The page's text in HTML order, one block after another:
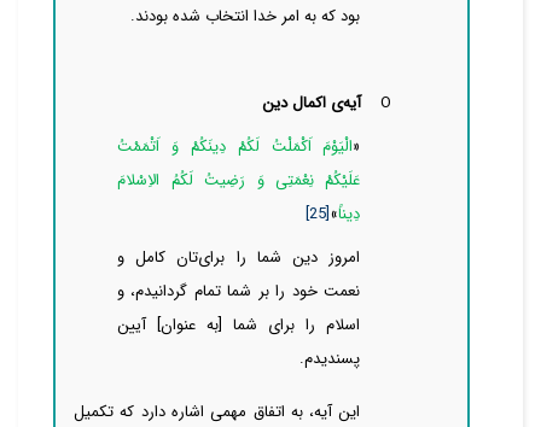
بود که به امر خدا انتخاب شده بودند.
O
آیه‌ی اکمال دین
«الْیَوْمَ اَکْمَلْتُ لَکُمْ دِینَکُمْ وَ اَتْمَمْتُ
عَلَیْکُمْ نِعْمَتِى وَ رَضِیتُ لَکُمُ الاِسْلامَ
دِیناً»
[25]
امروز دین شما را برایتان كامل و
نعمت خود را بر شما تمام گردانیدم، و
اسلام را براى شما [به عنوان‏] آیین
پسندیدم.
این آیه، به اتفاق مهمی اشاره دارد که تکمیل